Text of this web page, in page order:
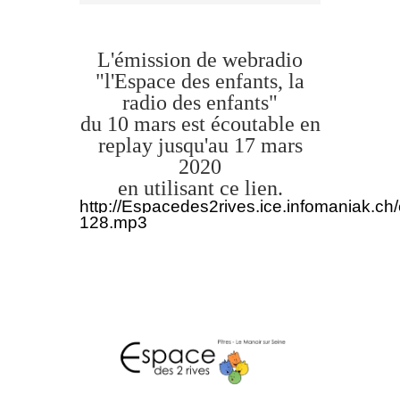
L'émission de webradio
"l'Espace des enfants, la
radio des enfants"
du 10 mars est écoutable en
replay jusqu'au 17 mars
2020
en utilisant ce lien.
http://
128.mp3